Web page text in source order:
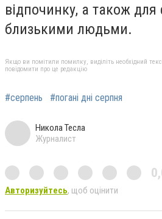
відпочинку, а також для
близькими людьми.
Якщо ви помітили помилку, виділіть необхідний
повідомити про це редакцію
#серпень #погані дні серпня
Никола Тесла
Журналист
Авторизуйтесь, щоб оцінити